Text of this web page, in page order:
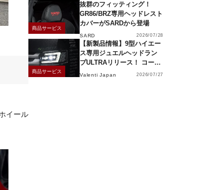
イール
商品サービス
抜群のフィッティング！
GR86/BRZ専用ヘッドレスト
カバーがSARDから登場
SARD 2026/07/28
商品サービス
【新製品情報】9型ハイエー
ス専用ジュエルヘッドラン
プULTRAリリース！ コーナ
ーリングランプ、キーレス
Valenti Japan 2026/07/27